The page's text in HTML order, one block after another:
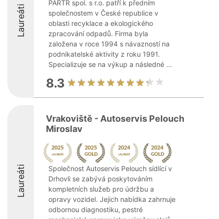
Laureáti
PARTR spol. s r.o. patří k předním
společnostem v České republice v
oblasti recyklace a ekologického
zpracování odpadů. Firma byla
založena v roce 1994 s návazností na
podnikatelské aktivity z roku 1991.
Specializuje se na výkup a následné ...
8.3
Laureáti
Vrakoviště - Autoservis Pelouch
Miroslav
Společnost Autoservis Pelouch sídlící v
Drhovli se zabývá poskytováním
kompletních služeb pro údržbu a
opravy vozidel. Jejich nabídka zahrnuje
odbornou diagnostiku, pestré